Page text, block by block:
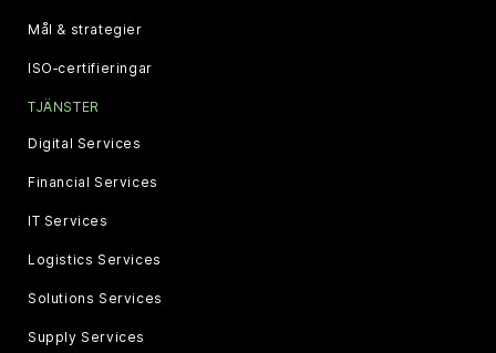
Mål & strategier
ISO‑certifieringar
TJÄNSTER
Digital Services
Financial Services
IT Services
Logistics Services
Solutions Services
Supply Services